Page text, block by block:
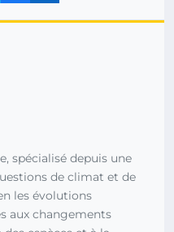
spécialisé depuis une
de climat et de
les évolutions
aux changements